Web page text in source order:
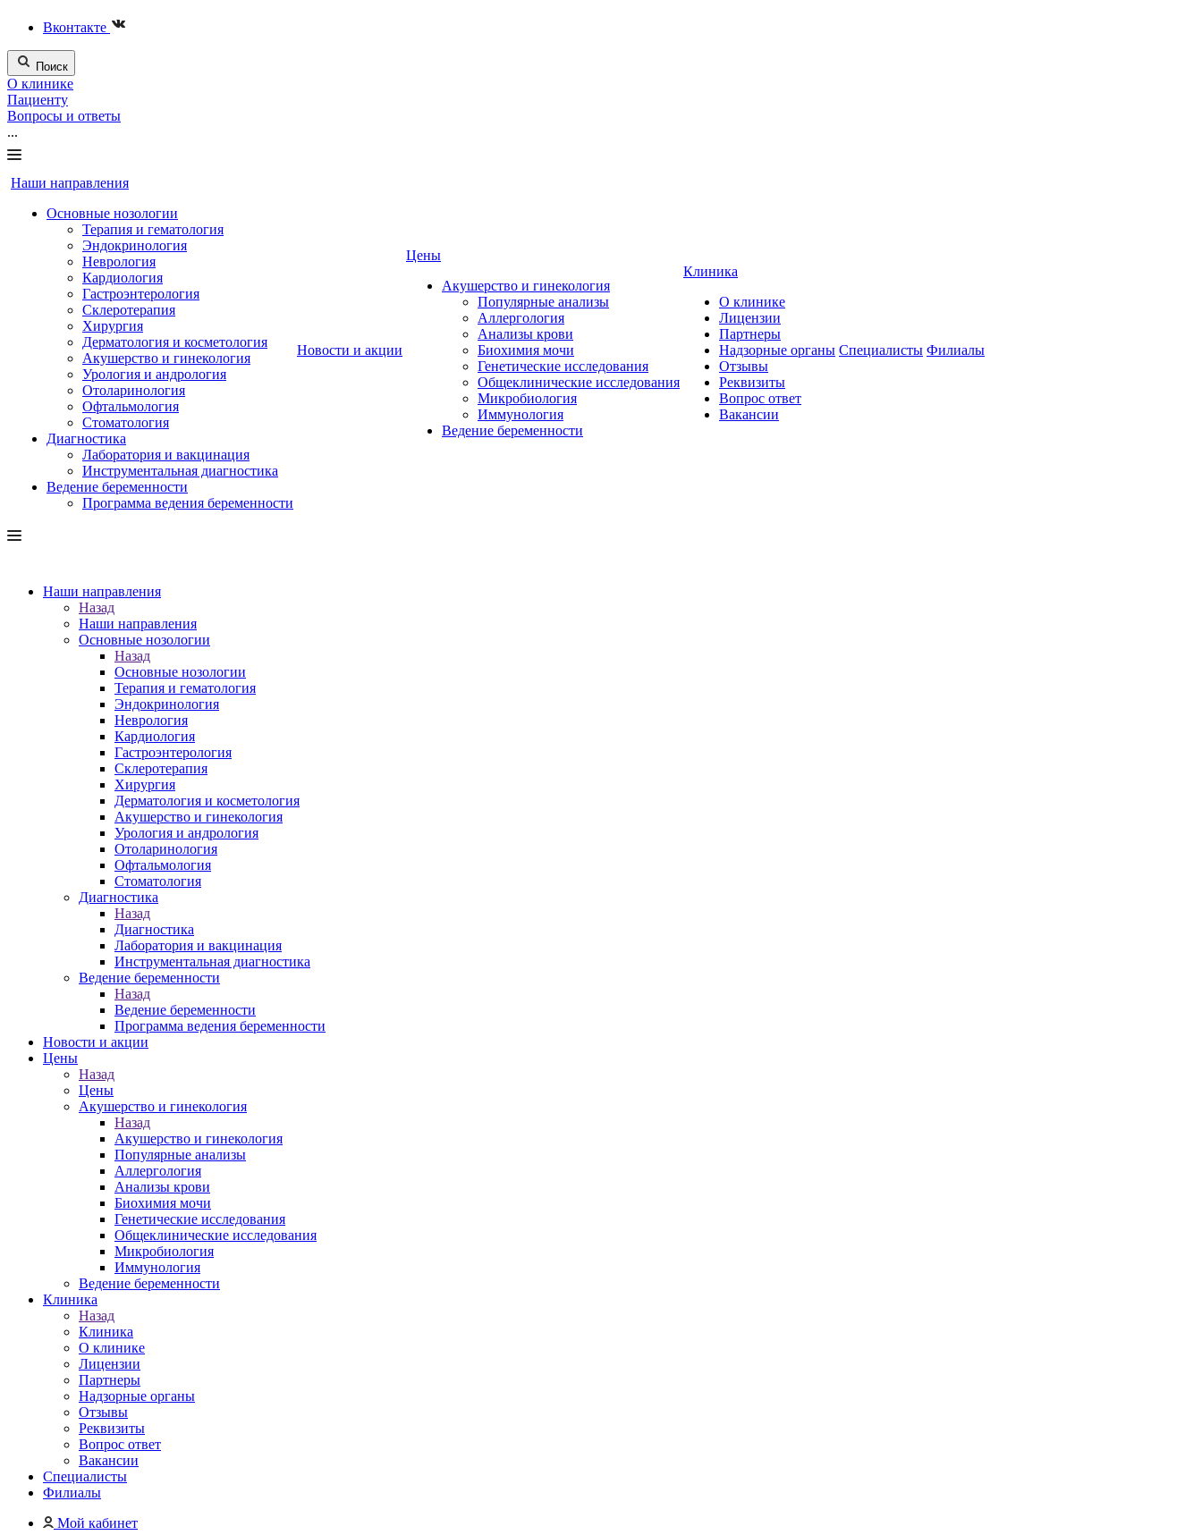
Вконтакте
Поиск
О клинике
Пациенту
Вопросы и ответы
...
Наши направления
Основные нозологии
Терапия и гематология
Эндокринология
Неврология
Кардиология
Гастроэнтерология
Склеротерапия
Хирургия
Дерматология и косметология
Акушерство и гинекология
Урология и андрология
Отоларинология
Офтальмология
Стоматология
Диагностика
Лаборатория и вакцинация
Инструментальная диагностика
Ведение беременности
Программа ведения беременности
Новости и акции
Цены
Акушерство и гинекология
Популярные анализы
Аллергология
Анализы крови
Биохимия мочи
Генетические исследования
Общеклинические исследования
Микробиология
Иммунология
Ведение беременности
Клиника
О клинике
Лицензии
Партнеры
Надзорные органы
Отзывы
Реквизиты
Вопрос ответ
Вакансии
Специалисты Филиалы
Наши направления
Назад
Наши направления
Основные нозологии
Назад
Основные нозологии
Терапия и гематология
Эндокринология
Неврология
Кардиология
Гастроэнтерология
Склеротерапия
Хирургия
Дерматология и косметология
Акушерство и гинекология
Урология и андрология
Отоларинология
Офтальмология
Стоматология
Диагностика
Назад
Диагностика
Лаборатория и вакцинация
Инструментальная диагностика
Ведение беременности
Назад
Ведение беременности
Программа ведения беременности
Новости и акции
Цены
Назад
Цены
Акушерство и гинекология
Назад
Акушерство и гинекология
Популярные анализы
Аллергология
Анализы крови
Биохимия мочи
Генетические исследования
Общеклинические исследования
Микробиология
Иммунология
Ведение беременности
Клиника
Назад
Клиника
О клинике
Лицензии
Партнеры
Надзорные органы
Отзывы
Реквизиты
Вопрос ответ
Вакансии
Специалисты
Филиалы
Мой кабинет